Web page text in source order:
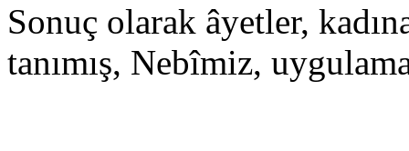
Sonuç olarak âyetler,
tanımış, Nebîmiz,